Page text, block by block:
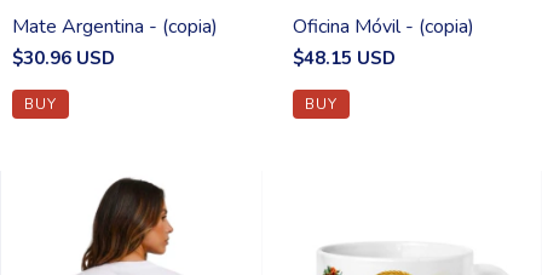
Mate Argentina - (copia)
$30.96 USD
Oficina Móvil - (copia)
$48.15 USD